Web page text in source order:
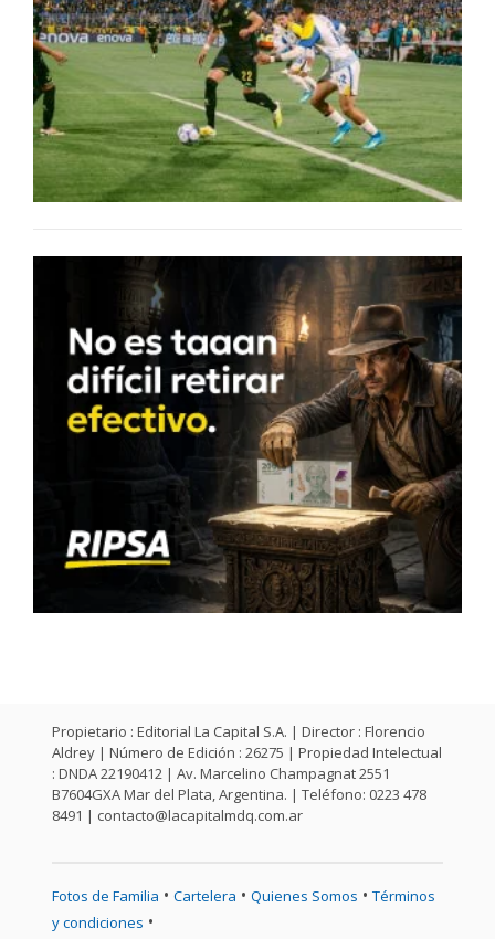
Propietario : Editorial La Capital S.A. | Director : Florencio
Aldrey | Número de Edición : 26275 | Propiedad Intelectual
: DNDA 22190412 | Av. Marcelino Champagnat 2551
B7604GXA Mar del Plata, Argentina. | Teléfono: 0223 478
8491 | contacto@lacapitalmdq.com.ar
Fotos de Familia • Cartelera • Quienes Somos • Términos
y condiciones •